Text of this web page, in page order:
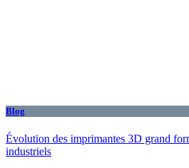
Blog
Évolution des imprimantes 3D grand
industriels